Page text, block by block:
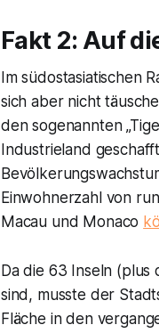
Fakt 2: Auf
Im südostasiatischen
sich aber nicht
den sogenannten
Industrieland
Einwohnerzahl von
Macau und Monaco
Da die 63 Inseln
sind, musste der
Fläche in den